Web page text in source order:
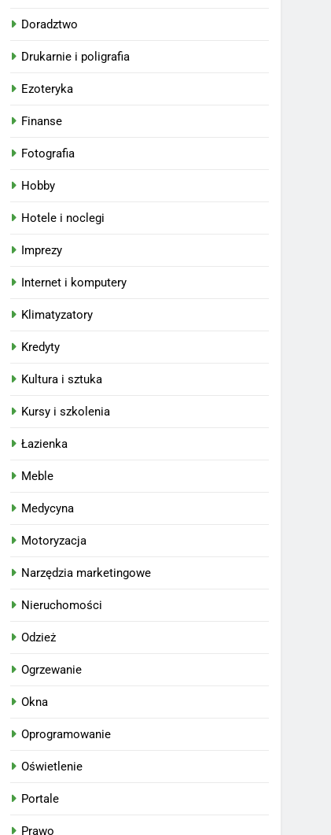
Doradztwo
Drukarnie i poligrafia
Ezoteryka
Finanse
Fotografia
Hobby
Hotele i noclegi
Imprezy
Internet i komputery
Klimatyzatory
Kredyty
Kultura i sztuka
Kursy i szkolenia
Łazienka
Meble
Medycyna
Motoryzacja
Narzędzia marketingowe
Nieruchomości
Odzież
Ogrzewanie
Okna
Oprogramowanie
Oświetlenie
Portale
Prawo